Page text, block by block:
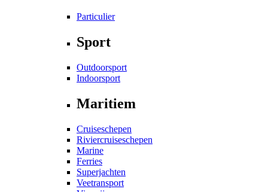
Particulier
Sport
Outdoorsport
Indoorsport
Maritiem
Cruiseschepen
Riviercruiseschepen
Marine
Ferries
Superjachten
Veetransport